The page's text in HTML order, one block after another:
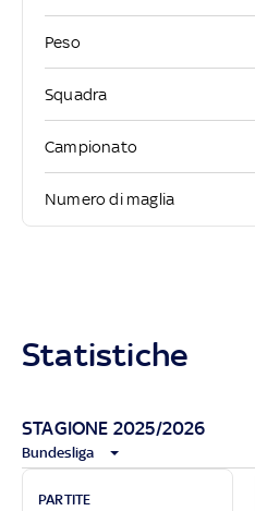
Peso
Squadra
Campionato
Numero di maglia
Statistiche
STAGIONE 2025/2026
Bundesliga
PARTITE